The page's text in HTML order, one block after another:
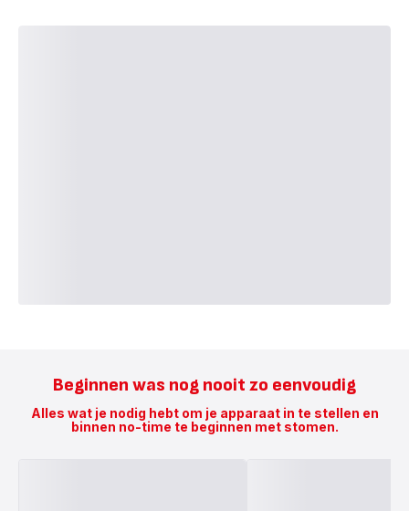
Beginnen was nog nooit zo eenvoudig
Alles wat je nodig hebt om je apparaat in te stellen en
binnen no-time te beginnen met stomen.